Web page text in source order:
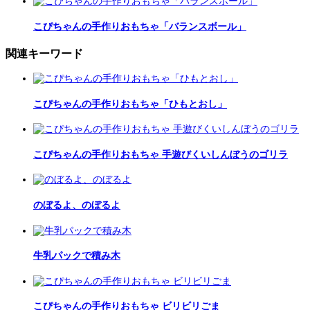
こぴちゃんの手作りおもちゃ「バランスボール」
関連キーワード
こぴちゃんの手作りおもちゃ「ひもとおし」
こぴちゃんの手作りおもちゃ 手遊びくいしんぼうのゴリラ
のぼるよ、のぼるよ
牛乳パックで積み木
こぴちゃんの手作りおもちゃ ビリビリごま